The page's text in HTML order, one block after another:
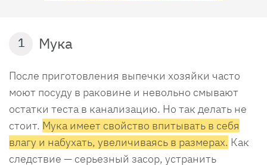
1 Мука
После приготовления выпечки хозяйки часто
моют посуду в раковине и невольно смывают
остатки теста в канализацию. Но так делать не
стоит. Мука имеет свойство впитывать в себя
влагу и набухать, увеличиваясь в размерах. Как
следствие — серьезный засор, устранить